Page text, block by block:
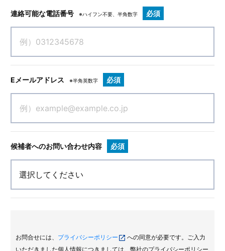
連絡可能な電話番号 ※ハイフン不要、半角数字 必須
Eメールアドレス ※半角英数字 必須
候補者へのお問い合わせ内容 必須
お問合せには、 プライバシーポリシー
への同意が必要です。ご入力
いただきました個人情報につきましては、弊社のプライバシーポリシー